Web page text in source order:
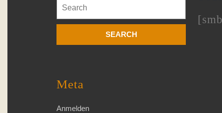
for:
Meta
Anmelden